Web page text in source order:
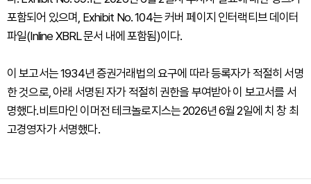
포함되어 있으며, Exhibit No. 104는 커버 페이지 인터랙티브 데이터
파일(Inline XBRL 문서 내에 포함됨)이다.
이 보고서는 1934년 증권거래법의 요구에 따라 등록자가 적절히 서명
한 것으로, 아래 서명된 자가 적절히 권한을 부여받아 이 보고서를 서
명했다.비트마인 이머전 테크놀로지스는 2026년 6월 2일에 치 창 최
고경영자가 서명했다.